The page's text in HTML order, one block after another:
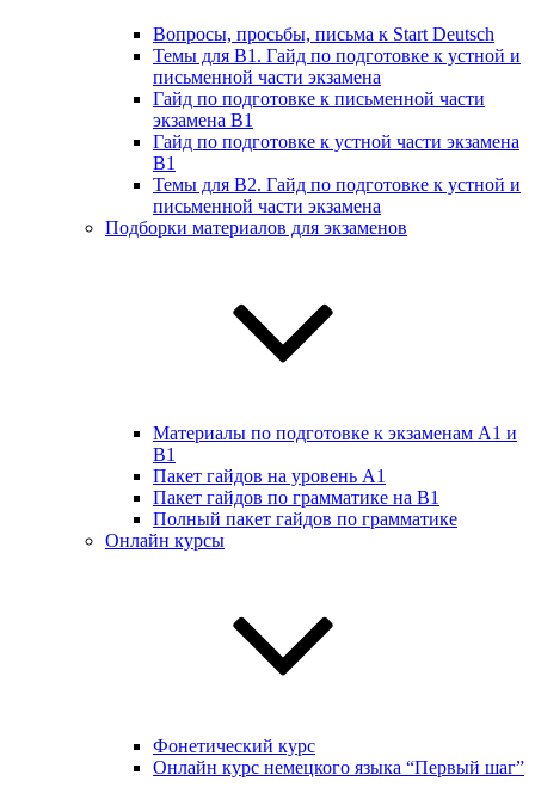
Вопросы, просьбы, письма к Start Deutsch
Темы для B1. Гайд по подготовке к устной и
письменной части экзамена
Гайд по подготовке к письменной части
экзамена B1
Гайд по подготовке к устной части экзамена
B1
Темы для B2. Гайд по подготовке к устной и
письменной части экзамена
Подборки материалов для экзаменов
Материалы по подготовке к экзаменам А1 и
B1
Пакет гайдов на уровень A1
Пакет гайдов по грамматике на B1
Полный пакет гайдов по грамматике
Онлайн курсы
Фонетический курс
Онлайн курс немецкого языка “Первый шаг”